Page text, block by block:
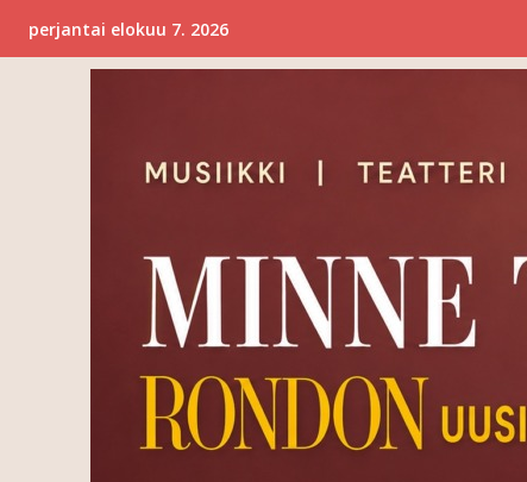
perjantai elokuu 7. 2026